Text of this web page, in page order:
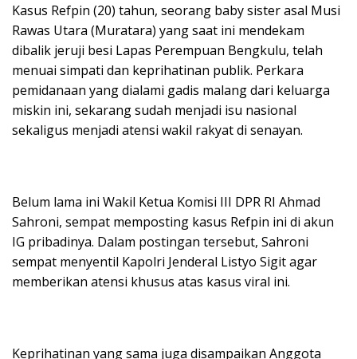
Kasus Refpin (20) tahun, seorang baby sister asal Musi
Rawas Utara (Muratara) yang saat ini mendekam
dibalik jeruji besi Lapas Perempuan Bengkulu, telah
menuai simpati dan keprihatinan publik. Perkara
pemidanaan yang dialami gadis malang dari keluarga
miskin ini, sekarang sudah menjadi isu nasional
sekaligus menjadi atensi wakil rakyat di senayan.
Belum lama ini Wakil Ketua Komisi III DPR RI Ahmad
Sahroni, sempat memposting kasus Refpin ini di akun
IG pribadinya. Dalam postingan tersebut, Sahroni
sempat menyentil Kapolri Jenderal Listyo Sigit agar
memberikan atensi khusus atas kasus viral ini.
Keprihatinan yang sama juga disampaikan Anggota